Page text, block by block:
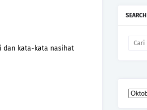
dan kata-kata nasihat